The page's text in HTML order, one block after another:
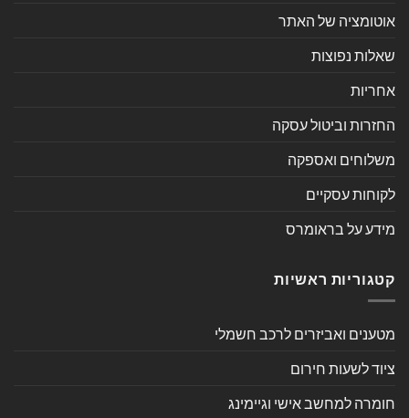
אוטומציה של האתר
שאלות נפוצות
אחריות
החזרות וביטול עסקה
משלוחים ואספקה
לקוחות עסקיים
מידע על בראומרס
קטגוריות ראשיות
מטענים ואביזרים לרכב חשמלי
ציוד לשעות חירום
חומרה למחשב אישי וגיימינג